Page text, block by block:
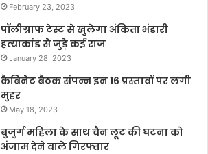
February 23, 2023
पॉलीग्राफ टेस्ट से खुलेगा अंकिता भंडारी
हत्याकांड से जुड़े कई राज
January 28, 2023
कैबिनेट बैठक संपन्न इन 16 प्रस्तावों पर लगी
मुहर
May 18, 2023
बुजुर्ग महिला के साथ चैन लूट की घटना को
अंजाम देने वाले गिरफ्तार